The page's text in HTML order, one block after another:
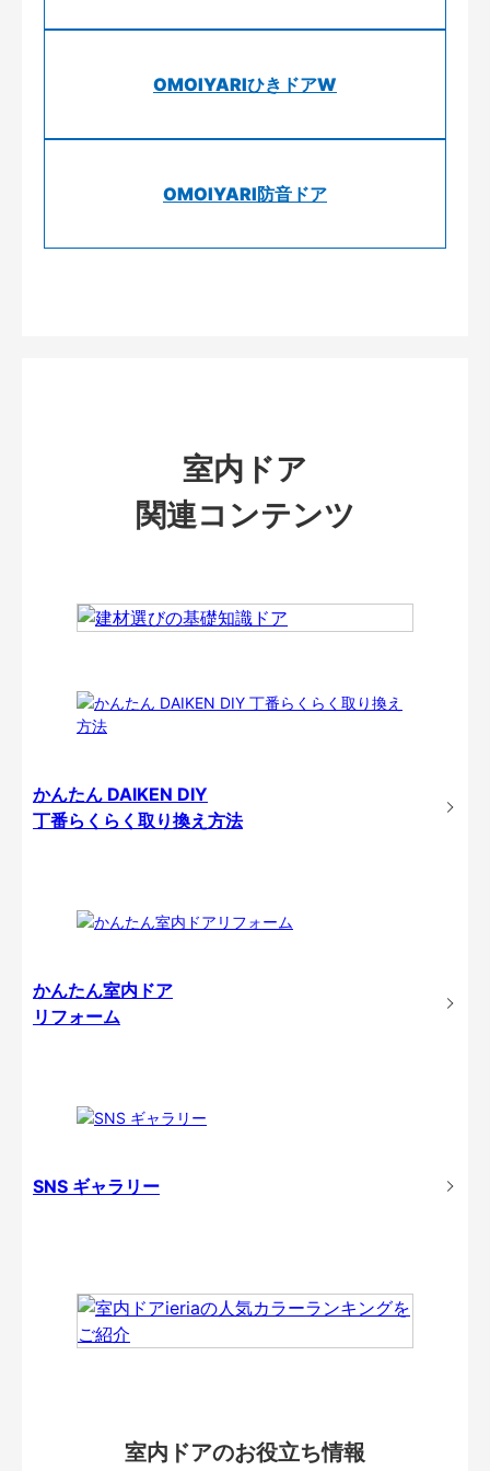
OMOIYARIひきドアW
OMOIYARI防音ドア
室内ドア
関連コンテンツ
かんたん DAIKEN DIY
丁番らくらく取り換え方法
かんたん室内ドア
リフォーム
SNS ギャラリー
室内ドアのお役立ち情報